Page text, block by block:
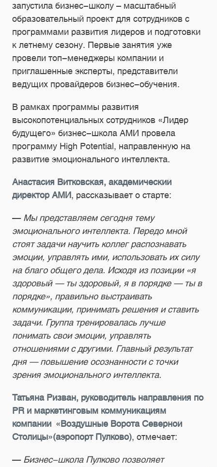
запустила бизнес-школу – масштабный
образовательный проект для сотрудников с
программами развития лидеров и подготовки
к летнему сезону. Первые занятия уже
провели топ-менеджеры компании и
приглашенные эксперты, представители
ведущих провайдеров бизнес-обучения.
В рамках программы развития
высокопотенциальных сотрудников «Лидер
будущего» бизнес-школа АМИ провела
программу High Potential, направленную на
развитие эмоционального интеллекта.
Анастасия Витковская, академический
директор АМИ, рассказывает о старте:
— Мы представляем сегодня тему
эмоционального интеллекта. Передо мной
стоят задачи научить коллег распознавать
эмоции, управлять ими, использовать их силу
на благо общего дела. Исходя из позиции «я
здоровый — ты здоровый, я в порядке — ты в
порядке», правильно выстраивать
коммуникации, принимать решения и ставить
задачи. Группа тренировалась лучше
понимать свои эмоции, управлять
отношениями с другими. Главный результат
дня — повышение осознанности с точки
зрения эмоционального интеллекта.
Татьяна Ризван, руководитель направления по
PR и маркетинговым коммуникациям
компании «Воздушные Ворота Северной
Столицы»(аэропорт Пулково), отмечает:
— Бизнес-школа Пулково позволяет